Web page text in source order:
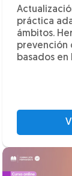
práctica
ámbitos.
prevención
basados en